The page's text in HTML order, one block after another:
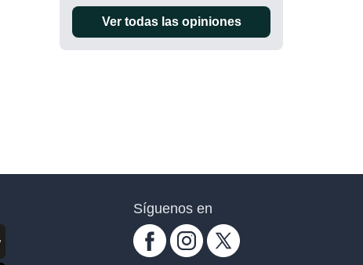
Ver todas las opiniones
Síguenos en